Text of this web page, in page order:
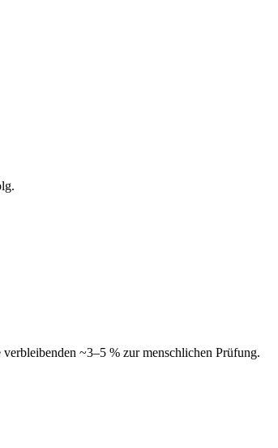
~3–5 % zur menschlichen Prüfung.